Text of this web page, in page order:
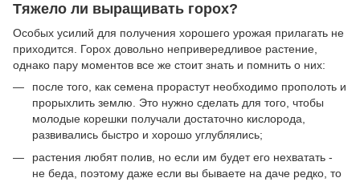
Тяжело ли выращивать горох?
Особых усилий для получения хорошего урожая прилагать не
приходится. Горох довольно непривередливое растение,
однако пару моментов все же стоит знать и помнить о них:
после того, как семена прорастут необходимо прополоть и
прорыхлить землю. Это нужно сделать для того, чтобы
молодые корешки получали достаточно кислорода,
развивались быстро и хорошо углублялись;
растения любят полив, но если им будет его нехватать -
не беда, поэтому даже если вы бываете на даче редко, то